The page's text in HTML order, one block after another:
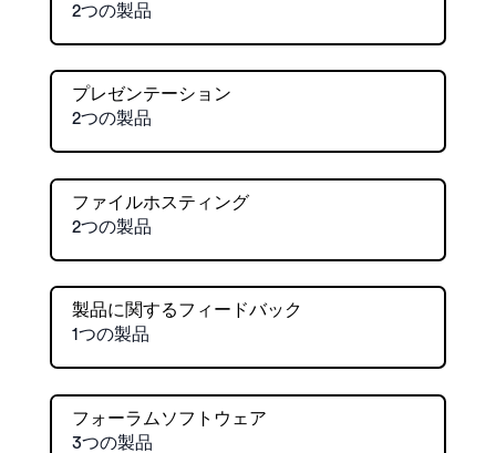
2つの製品
プレゼンテーション
2つの製品
ファイルホスティング
2つの製品
製品に関するフィードバック
1つの製品
フォーラムソフトウェア
3つの製品